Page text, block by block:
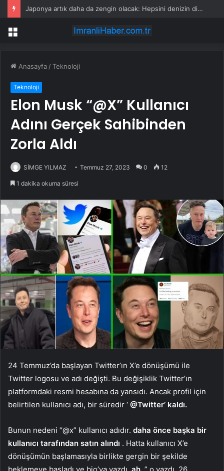
Japonya artık daha da zengin olacak: Hepsini denizin dibinde buldular
Menü
Anasayfa /Teknoloji
Teknoloji
Elon Musk “@X” Kullanıcı
Adını Gerçek Sahibinden
Zorla Aldı
SİMGE YILMAZ Temmuz 27, 2023 0 12
1 dakika okuma süresi
24 Temmuz’da başlayan Twitter’ın X’e dönüşümü ile
Twitter logosu ve adı değişti. Bu değişiklik Twitter’ın
platformdaki resmi hesabına da yansıdı. Ancak profil için
belirtilen kullanıcı adı, bir süredir ‘ @Twitter’ kaldı.
Bunun nedeni “@x” kullanıcı adıdır. daha önce başka bir
kullanıcı tarafından satın alındı . Hatta kullanıcı X’e
dönüşümün başlamasıyla birlikte gergin bir şekilde
beklemeye başladı ve bio’ya yazdı. ah. ” o yazdı. 26